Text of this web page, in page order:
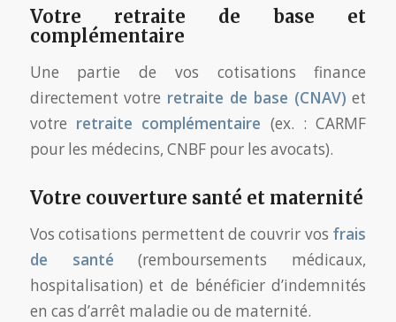
Votre retraite de base et
complémentaire
Une partie de vos cotisations finance
directement votre retraite de base (CNAV) et
votre retraite complémentaire (ex. : CARMF
pour les médecins, CNBF pour les avocats).
Votre couverture santé et maternité
Vos cotisations permettent de couvrir vos frais
de santé (remboursements médicaux,
hospitalisation) et de bénéficier d’indemnités
en cas d’arrêt maladie ou de maternité.